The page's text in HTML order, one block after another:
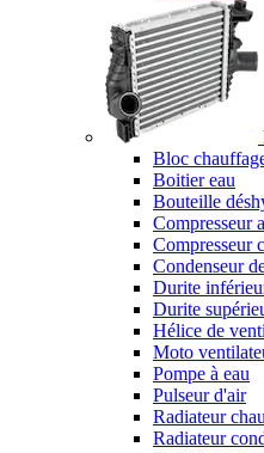
Bloc
Boitier eau
Bouteille
Compresseur
Compresseur
Condenseur
Durite
Durite
Hélice de
Moto
Pompe à eau
Pulseur d'air
Radiateur
Radiateur